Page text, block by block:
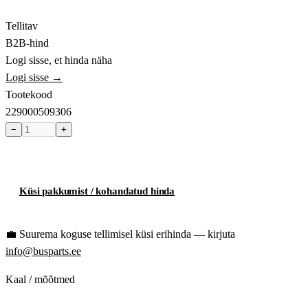
Tellitav
B2B-hind
Logi sisse, et hinda näha
Logi sisse →
Tootekood
229000509306
− +
Küsi pakkumist / kohandatud hinda
💼 Suurema koguse tellimisel küsi erihinda — kirjuta
info@busparts.ee
Kaal / mõõtmed